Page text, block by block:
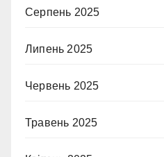
Серпень 2025
Липень 2025
Червень 2025
Травень 2025